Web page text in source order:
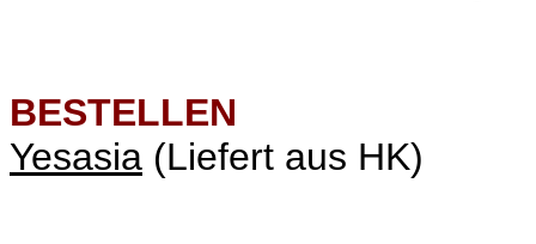
BESTELLEN
Yesasia (Liefert aus HK)